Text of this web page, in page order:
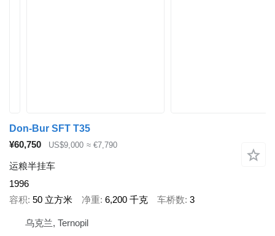
Don-Bur SFT T35
¥60,750
US$9,000 ≈ €7,790
运粮半挂车
1996
容积 50 立方米 净重 6,200 千克 车桥数 3
乌克兰, Ternopil